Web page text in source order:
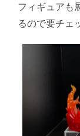
フィギュアも
るので要チェ